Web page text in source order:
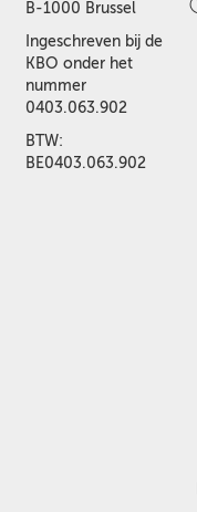
B-1000 Brussel
Ingeschreven bij de
KBO onder het
nummer
0403.063.902
BTW:
BE0403.063.902